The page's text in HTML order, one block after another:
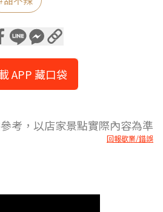
APP 藏口袋
考，以店家景點實際內容為準
回報歇業/錯誤